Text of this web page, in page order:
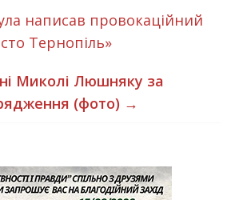
написав провокаційний
Тернопіль»
Миколі Люшняку за
(фото) →